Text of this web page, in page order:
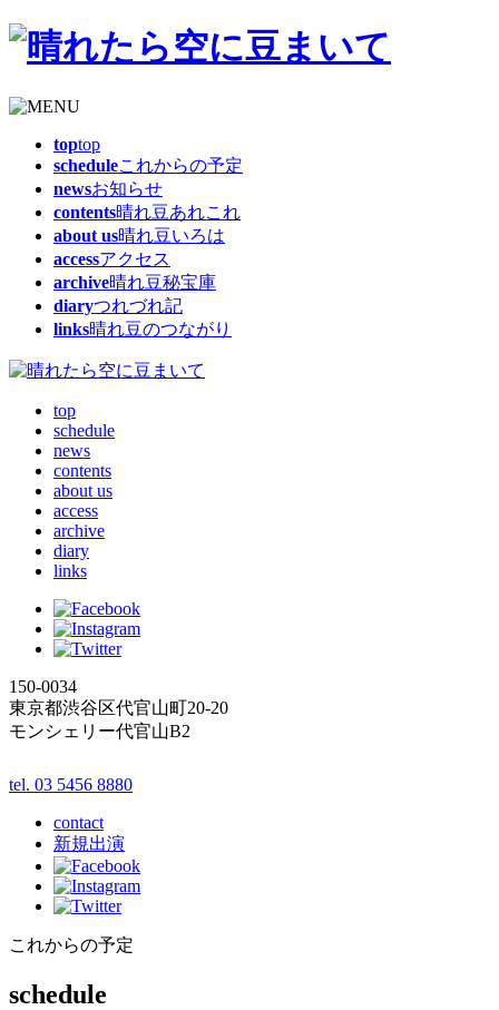
toptop
scheduleこれからの予定
newsお知らせ
contents晴れ豆あれこれ
about us晴れ豆いろは
accessアクセス
archive晴れ豆秘宝庫
diaryつれづれ記
links晴れ豆のつながり
top
schedule
news
contents
about us
access
archive
diary
links
150-0034
東京都渋谷区代官山町20-20
モンシェリー代官山B2
tel. 03 5456 8880
contact
新規出演
これからの予定
schedule